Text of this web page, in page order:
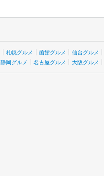
札幌グルメ 函館グルメ 仙台グルメ
静岡グルメ 名古屋グルメ 大阪グルメ